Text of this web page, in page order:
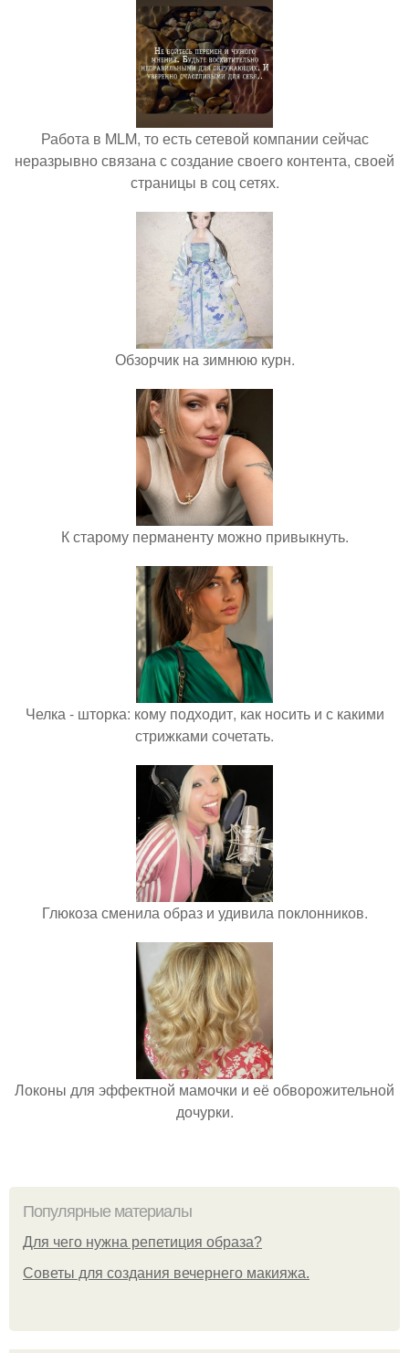
Работа в MLM, то есть сетевой компании сейчас
неразрывно связана с создание своего контента, своей
страницы в соц сетях.
Обзорчик на зимнюю курн.
К старому перманенту можно привыкнуть.
Челка - шторка: кому подходит, как носить и с какими
стрижками сочетать.
Глюкоза сменила образ и удивила поклонников.
Локоны для эффектной мамочки и её обворожительной
дочурки.
Популярные материалы
Для чего нужна репетиция образа?
Советы для создания вечернего макияжа.